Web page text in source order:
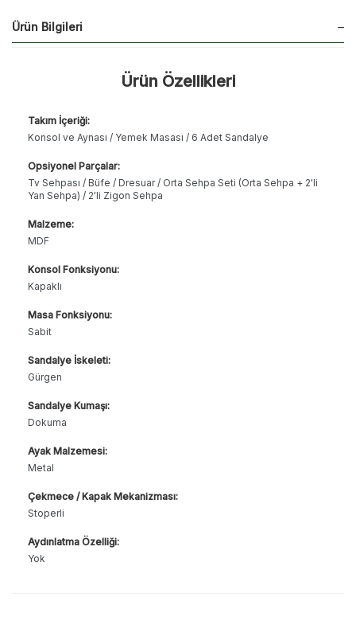
Ürün Bilgileri
Ürün Özellikleri
Takım İçeriği:
Konsol ve Aynası / Yemek Masası / 6 Adet Sandalye
Opsiyonel Parçalar:
Tv Sehpası / Büfe / Dresuar / Orta Sehpa Seti (Orta Sehpa + 2'li
Yan Sehpa) / 2'li Zigon Sehpa
Malzeme:
MDF
Konsol Fonksiyonu:
Kapaklı
Masa Fonksiyonu:
Sabit
Sandalye İskeleti:
Gürgen
Sandalye Kumaşı:
Dokuma
Ayak Malzemesi:
Metal
Çekmece / Kapak Mekanizması:
Stoperli
Aydınlatma Özelliği:
Yok